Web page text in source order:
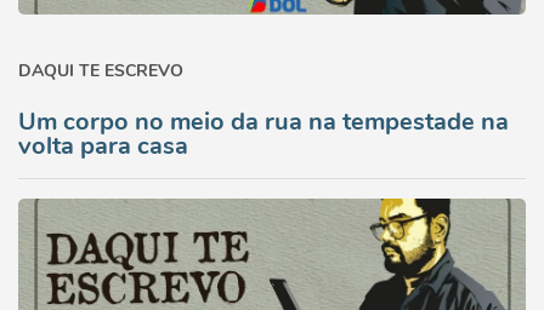
DAQUI TE ESCREVO
Um corpo no meio da rua na tempestade na
volta para casa